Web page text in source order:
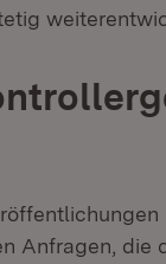
Anfragen, die